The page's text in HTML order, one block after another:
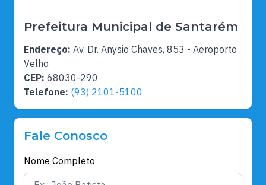
Prefeitura Municipal de Santarém
Endereço: Av. Dr. Anysio Chaves, 853 - Aeroporto
Velho
CEP: 68030-290
Telefone: (93) 2101-5100
Fale Conosco
Nome Completo